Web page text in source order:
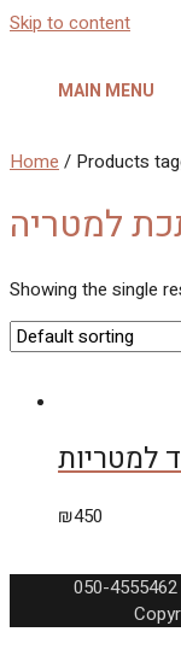
Skip to content
MAIN MENU
Home
למטריה
Showing the single
למטריות
₪450